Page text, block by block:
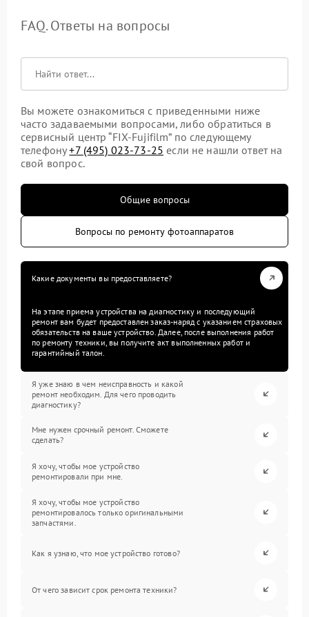
FAQ. Ответы на вопросы
Вы можете ознакомиться с приведенными ниже
часто задаваемыми вопросами, либо обратиться в
сервисный центр “FIX-Fujifilm” по следующему
телефону+7 (495) 023-73-25 если не нашли ответ на
свой вопрос.
Общие вопросы
Вопросы по ремонту фотоаппаратов
Какие документы вы предоставляете?
На этапе приема устройства на диагностику и последующий
ремонт вам будет предоставлен заказ-наряд с указанием страховых
обязательств на ваше устройство. Далее, после выполнения работ
по ремонту техники, вы получите акт выполненных работ и
гарантийный талон.
Я уже знаю в чем неисправность и какой
ремонт необходим. Для чего проводить
диагностику?
Мне нужен срочный ремонт. Сможете
сделать?
Я хочу, чтобы мое устройство
ремонтировали при мне.
Я хочу, чтобы мое устройство
ремонтировалось только оригинальными
запчастями.
Как я узнаю, что мое устройство готово?
От чего зависит срок ремонта техники?